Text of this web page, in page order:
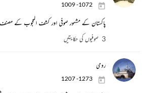
1009 -1072
پاکستان کے مشہور صوفی اور کشف المحجوب کے مصنف
3 صوفیوں کی حکایتیں
رومی
1207 -1273